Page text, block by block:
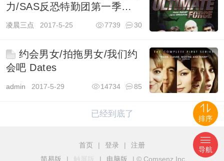
力/SAS反恐特勤团第一季
Ultimate Force
凌晨三点 2017-5-25 30
7739
约会男女/拍拖男女/我们约
会吧 Dates
admin 2017-5-29 85
14734
已经到底了
首页 | 登录 |
注册
简易版
| 触屏版 | 电脑版 | © Comsenz Inc.
排序
导航